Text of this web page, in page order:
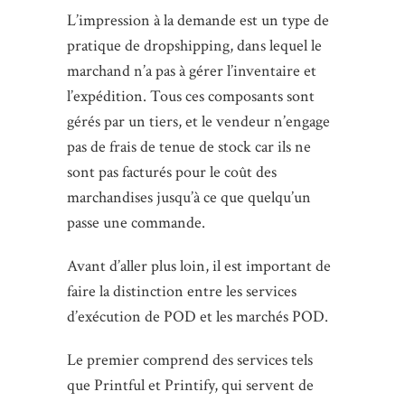
L’impression à la demande est un type de
pratique de dropshipping, dans lequel le
marchand n’a pas à gérer l’inventaire et
l’expédition. Tous ces composants sont
gérés par un tiers, et le vendeur n’engage
pas de frais de tenue de stock car ils ne
sont pas facturés pour le coût des
marchandises jusqu’à ce que quelqu’un
passe une commande.
Avant d’aller plus loin, il est important de
faire la distinction entre les services
d’exécution de POD et les marchés POD.
Le premier comprend des services tels
que Printful et Printify, qui servent de